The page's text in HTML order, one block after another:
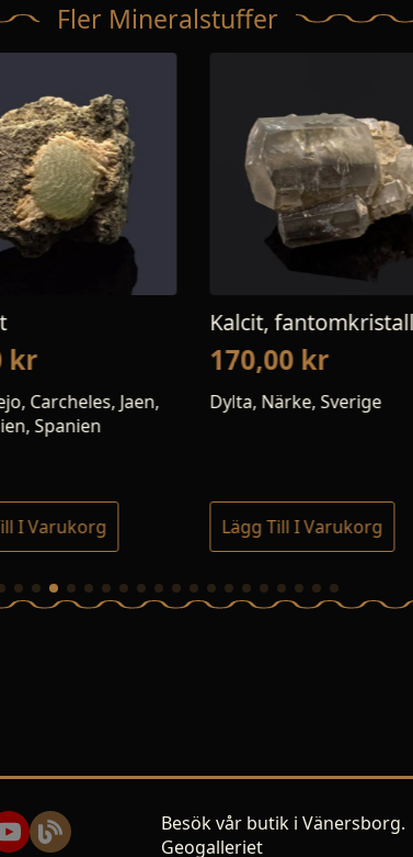
Fler Mineralstuffer
Kalcit, fantomkristaller
Dylta, Närke, Sverige
Lägg Till I Varukorg
Kalcit vitt
El
Caïdat,
Salé-
Lägg Till
Besök vår butik i Vänersborg.
Geogalleriet